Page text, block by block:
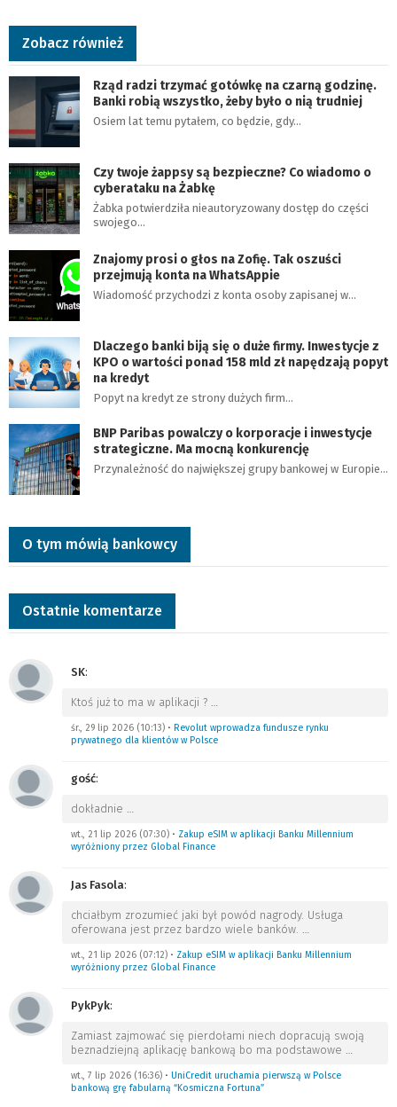
Zobacz również
Rząd radzi trzymać gotówkę na czarną godzinę.
Banki robią wszystko, żeby było o nią trudniej
Osiem lat temu pytałem, co będzie, gdy…
Czy twoje żappsy są bezpieczne? Co wiadomo o
cyberataku na Żabkę
Żabka potwierdziła nieautoryzowany dostęp do części
swojego…
Znajomy prosi o głos na Zofię. Tak oszuści
przejmują konta na WhatsAppie
Wiadomość przychodzi z konta osoby zapisanej w…
Dlaczego banki biją się o duże firmy. Inwestycje z
KPO o wartości ponad 158 mld zł napędzają popyt
na kredyt
Popyt na kredyt ze strony dużych firm…
BNP Paribas powalczy o korporacje i inwestycje
strategiczne. Ma mocną konkurencję
Przynależność do największej grupy bankowej w Europie…
O tym mówią bankowcy
Ostatnie komentarze
SK:
Ktoś już to ma w aplikacji ?
śr., 29 lip 2026 (10:13) • Revolut wprowadza fundusze rynku
prywatnego dla klientów w Polsce
gość:
dokładnie
wt., 21 lip 2026 (07:30) • Zakup eSIM w aplikacji Banku Millennium
wyróżniony przez Global Finance
Jas Fasola:
chciałbym zrozumieć jaki był powód nagrody. Usługa
oferowana jest przez bardzo wiele banków.
wt., 21 lip 2026 (07:12) • Zakup eSIM w aplikacji Banku Millennium
wyróżniony przez Global Finance
PykPyk:
Zamiast zajmować się pierdołami niech dopracują swoją
beznadziejną aplikację bankową bo ma podstawowe
wt., 7 lip 2026 (16:36) • UniCredit uruchamia pierwszą w Polsce
bankową grę fabularną “Kosmiczna Fortuna”